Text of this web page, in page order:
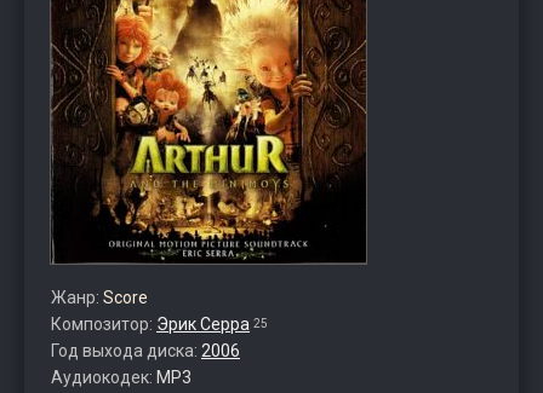
Жанр: Score
Композитор: Эрик Серра 25
Год выхода диска: 2006
Аудиокодек: MP3